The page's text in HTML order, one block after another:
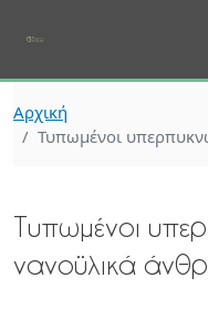
Αρχική
Τυπωμένοι
Τυπωμένοι
νανοϋλικά